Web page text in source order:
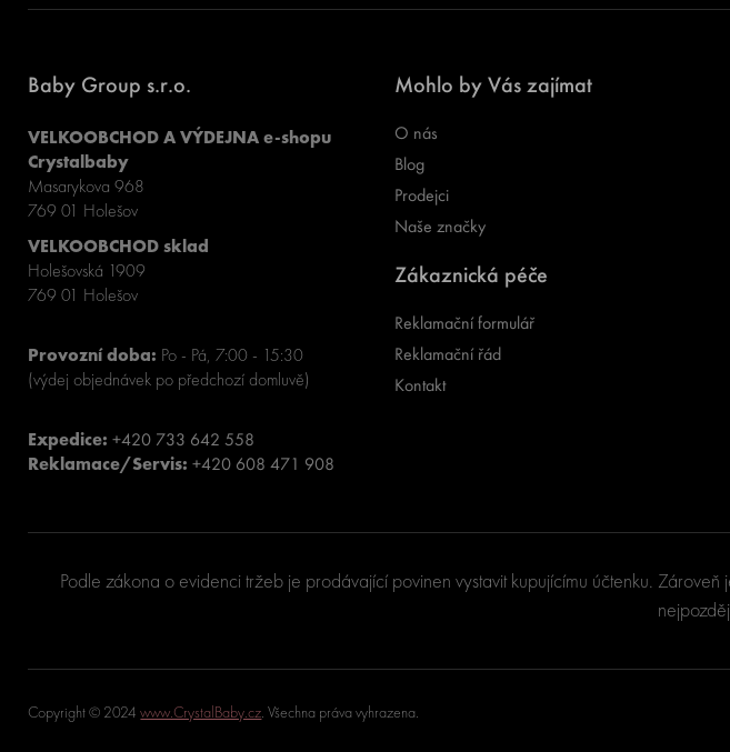
Baby Group s.r.o.
VELKOOBCHOD A VÝDEJNA e-shopu
Crystalbaby
Masarykova 968
769 01 Holešov
VELKOOBCHOD sklad
Holešovská 1909
769 01 Holešov
Provozní doba: Po - Pá, 7:00 - 15:30
(výdej objednávek po předchozí domluvě)
Expedice: +420 733 642 558
Reklamace/Servis: +420 608 471 908
Mohlo by Vás zajímat
O nás
Blog
Prodejci
Naše značky
Zákaznická péče
Reklamační formulář
Reklamační řád
Kontakt
Podle zákona o evidenci tržeb je prodávající povinen vystavit kupujícímu účtenku.
Copyright © 2024www.CrystalBaby.cz. Všechna práva vyhrazena.